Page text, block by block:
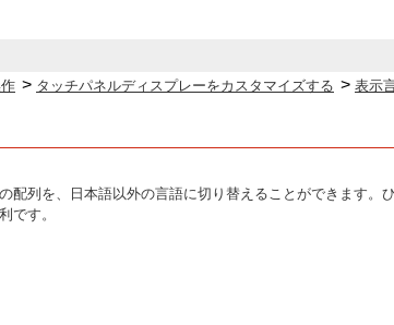
> タッチパネルディスプレーをカスタマイズする > 表示
配列を、日本語以外の言語に切り替えることができます
です。